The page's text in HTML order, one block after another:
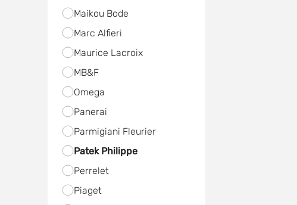
Maikou Bode
Marc Alfieri
Maurice Lacroix
MB&F
Omega
Panerai
Parmigiani Fleurier
Patek Philippe
Perrelet
Piaget